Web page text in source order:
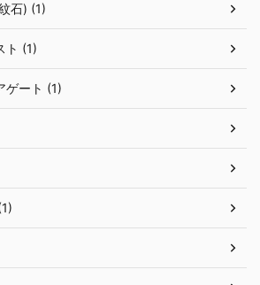
石) (1)
ト (1)
ゲート (1)